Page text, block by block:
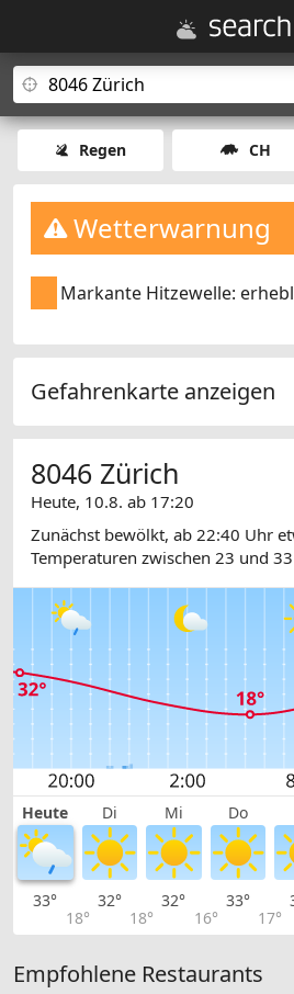
Regen CH
Wetterwarnung
Markante Hitzewelle:
Gefahrenkarte anzeigen
8046 Zürich
Heute, 10.8. ab 17:20
Zunächst bewölkt, ab 22:40 Uhr
Temperaturen zwischen 23 und
Heute Di Mi Do
33°
18°
32°
18°
32°
16°
33°
17°
Empfohlene Restaurants